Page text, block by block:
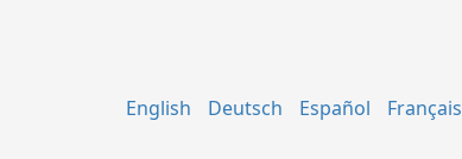
English Deutsch Español Français